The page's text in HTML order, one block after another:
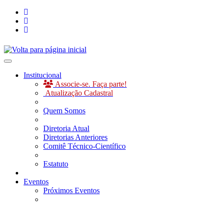
Toggle navigation
Institucional
Associe-se. Faça parte!
Atualização Cadastral
Quem Somos
Diretoria Atual
Diretorias Anteriores
Comitê Técnico-Científico
Estatuto
Eventos
Próximos Eventos